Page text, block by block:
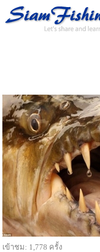
เข้าชม: 1,778 ครั้ง